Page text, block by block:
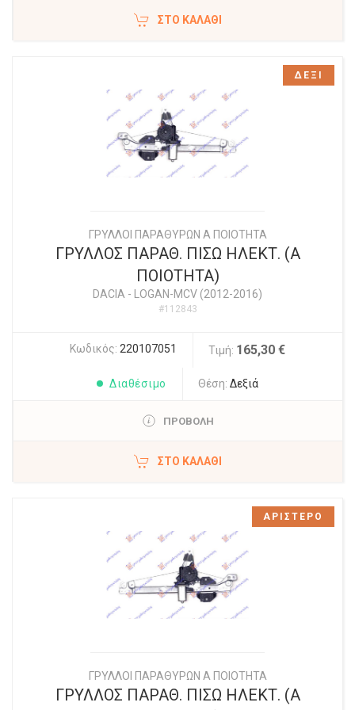
ΣΤΟ ΚΑΛΆΘΙ
ΓΡΥΛΛΟΙ ΠΑΡΑΘΥΡΩΝ Α ΠΟΙΟΤΗΤΑ
ΓΡΥΛΛΟΣ ΠΑΡΑΘ. ΠΙΣΩ ΗΛΕΚΤ. (Α
ΠΟΙΟΤΗΤΑ)
DACIA - LOGAN-MCV (2012-2016)
#112843
Κωδικός: 220107051 Τιμή: 165,30 €
Διαθέσιμο Θέση: Δεξιά
ΠΡΟΒΟΛΗ
ΣΤΟ ΚΑΛΆΘΙ
ΔΕΞΙ
ΓΡΥΛΛΟΙ ΠΑΡΑΘΥΡΩΝ Α ΠΟΙΟΤΗΤΑ
ΓΡΥΛΛΟΣ ΠΑΡΑΘ. ΠΙΣΩ ΗΛΕΚΤ. (Α
ΑΡΙΣΤΕΡΟ